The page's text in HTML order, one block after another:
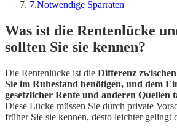
7.Notwendige Sparraten
Was ist die Rentenlücke
sollten Sie sie kennen?
Die Rentenlücke ist die Differenz
Sie im Ruhestand benötigen, und dem
gesetzlicher Rente und anderen Quellen
Diese Lücke müssen Sie durch private
früher Sie sie kennen, desto leichter gelingt